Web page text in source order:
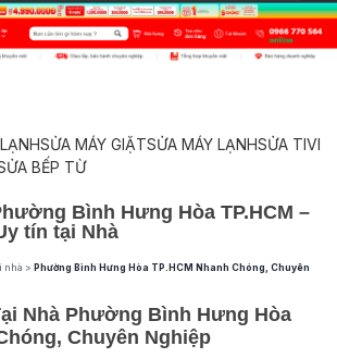
SỬA MÁY GIẶTSỬA MÁY LẠNHSỬA TIVI
BẾP TỪ
Bình Hưng Hòa TP.HCM –
tín tại Nhà
nhà > Phường Bình Hưng Hòa TP.HCM Nhanh Chóng, Chuyên
Nhà Phường Bình Hưng Hòa
Chuyên Nghiệp